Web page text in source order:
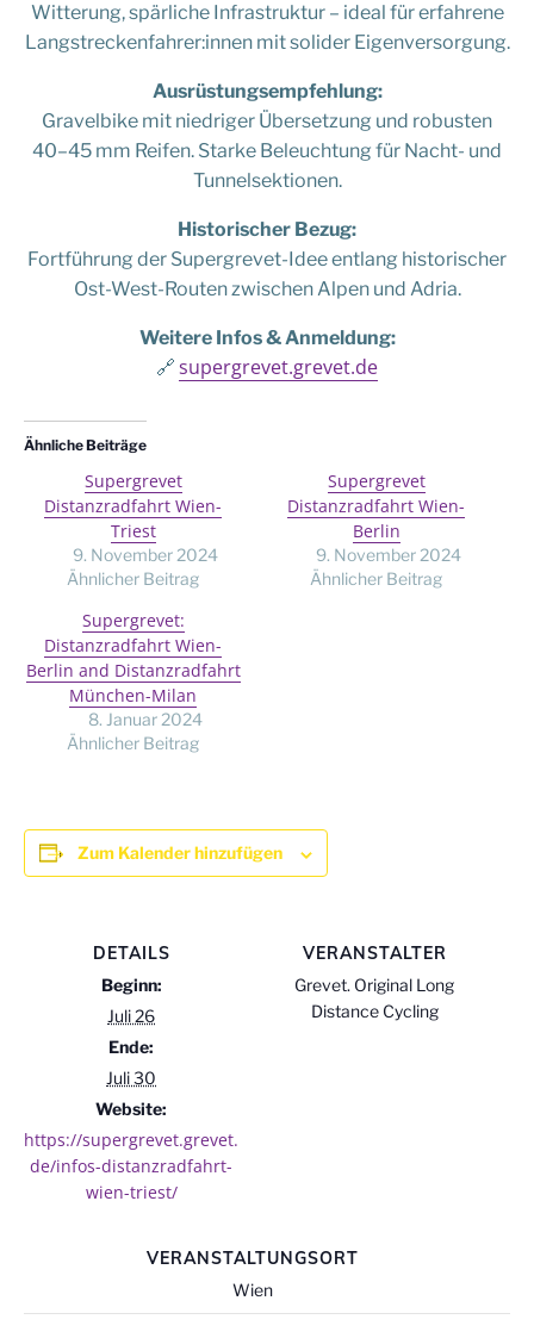
Witterung, spärliche Infrastruktur – ideal für erfahrene
Langstreckenfahrer:innen mit solider Eigenversorgung.
Ausrüstungsempfehlung:
Gravelbike mit niedriger Übersetzung und robusten
40–45 mm Reifen. Starke Beleuchtung für Nacht- und
Tunnelsektionen.
Historischer Bezug:
Fortführung der Supergrevet-Idee entlang historischer
Ost-West-Routen zwischen Alpen und Adria.
Weitere Infos & Anmeldung:
🔗 supergrevet.grevet.de
Ähnliche Beiträge
Supergrevet
Distanzradfahrt Wien-
Triest
9. November 2024
Ähnlicher Beitrag
Supergrevet
Distanzradfahrt Wien-
Berlin
9. November 2024
Ähnlicher Beitrag
Supergrevet:
Distanzradfahrt Wien-
Berlin and Distanzradfahrt
München-Milan
8. Januar 2024
Ähnlicher Beitrag
Zum Kalender hinzufügen
DETAILS
Beginn:
Juli 26
Ende:
Juli 30
Website:
https://supergrevet.grevet.
de/infos-distanzradfahrt-
wien-triest/
VERANSTALTER
Grevet. Original Long
Distance Cycling
VERANSTALTUNGSORT
Wien